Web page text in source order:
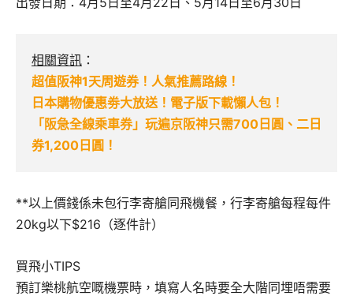
相關資訊 ：
超值阪神1天周遊券！人氣推薦路線！
日本購物優惠劵大放送！電子版下載懶人包！
「阪急全線乘車券」玩遍京阪神只需700日圓、二日
券1,200日圓！
**以上價錢係未包行李寄艙同飛機餐，行李寄艙每程每件
20kg以下$216（逐件計）
買飛小TIPS
預訂樂桃航空嘅機票時，填寫人名時要全大階同埋唔需要